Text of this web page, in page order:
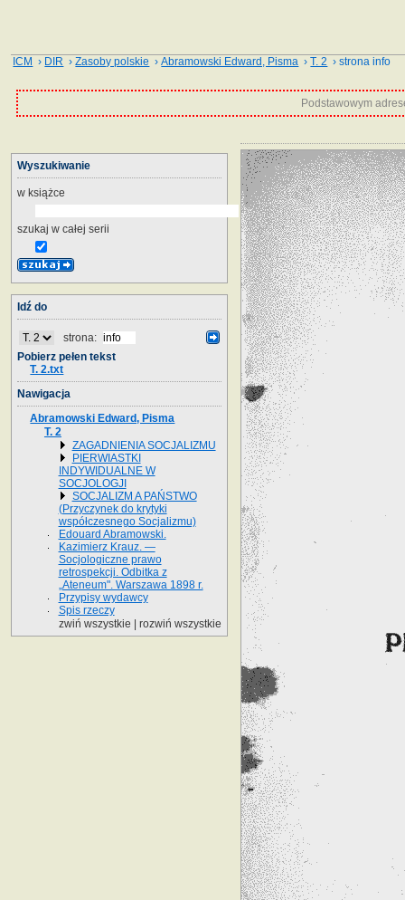
ICM › DIR ›Zasoby polskie ›Abramowski Edward, Pisma ›T. 2 › strona info
Podstawowym
Wyszukiwanie
w książce
szukaj w całej serii
Idź do
strona:
Pobierz pełen tekst
T. 2.txt
Nawigacja
Abramowski Edward, Pisma
T. 2
ZAGADNIENIA SOCJALIZMU
PIERWIASTKI
INDYWIDUALNE W
SOCJOLOGJI
SOCJALIZM A PAŃSTWO
(Przyczynek do krytyki
współczesnego Socjalizmu)
Edouard Abramowski.
Kazimierz Krauz. —
Socjologiczne prawo
retrospekcji. Odbitka z
„Ateneum". Warszawa 1898 r.
Przypisy wydawcy
Spis rzeczy
zwiń wszystkie
rozwiń wszystkie